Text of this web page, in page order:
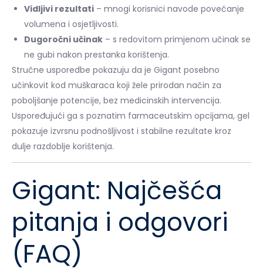
Vidljivi rezultati – mnogi korisnici navode povećanje
volumena i osjetljivosti.
Dugoročni učinak – s redovitom primjenom učinak se
ne gubi nakon prestanka korištenja.
Stručne usporedbe pokazuju da je Gigant posebno
učinkovit kod muškaraca koji žele prirodan način za
poboljšanje potencije, bez medicinskih intervencija.
Uspoređujući ga s poznatim farmaceutskim opcijama, gel
pokazuje izvrsnu podnošljivost i stabilne rezultate kroz
dulje razdoblje korištenja.
Gigant: Najčešća
pitanja i odgovori
(FAQ)